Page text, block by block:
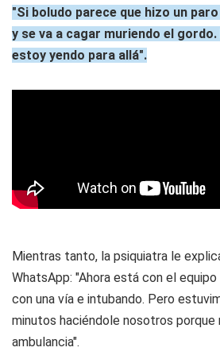
"Si boludo parece que hizo un
y se va a cagar muriendo el gordo.
estoy yendo para allá".
Mientras tanto, la psiquiatra le
WhatsApp: "Ahora está con el
con una vía e intubando. Pero
minutos haciéndole nosotros porque
ambulancia".